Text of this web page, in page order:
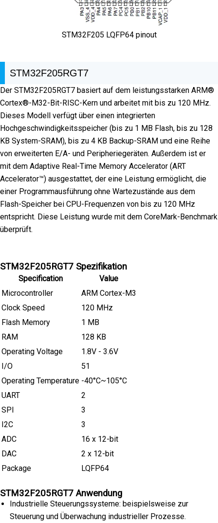
STM32F205 LQFP64 pinout
STM32F205RGT7
Der STM32F205RGT7 basiert auf dem leistungsstarken ARM®
Cortex®-M32-Bit-RISC-Kern und arbeitet mit bis zu 120 MHz.
Dieses Modell verfügt über einen integrierten
Hochgeschwindigkeitsspeicher (bis zu 1 MB Flash, bis zu 128
KB System-SRAM), bis zu 4 KB Backup-SRAM und eine Reihe
von erweiterten E/A- und Peripheriegeräten. Außerdem ist er
mit dem Adaptive Real-Time Memory Accelerator (ART
Accelerator™) ausgestattet, der eine Leistung ermöglicht, die
einer Programmausführung ohne Wartezustände aus dem
Flash-Speicher bei CPU-Frequenzen von bis zu 120 MHz
entspricht. Diese Leistung wurde mit dem CoreMark-Benchmark
überprüft.
STM32F205RGT7 Spezifikation
Specification
Value
Microcontroller
ARM Cortex-M3
Clock Speed
120 MHz
Flash Memory
1 MB
RAM
128 KB
Operating Voltage
1.8V - 3.6V
I/O
51
Operating Temperature -40°C~105°C
UART
2
SPI
3
I2C
3
ADC
16 x 12-bit
DAC
2 x 12-bit
Package
LQFP64
STM32F205RGT7 Anwendung
Industrielle Steuerungssysteme: beispielsweise zur
Steuerung und Überwachung industrieller Prozesse.